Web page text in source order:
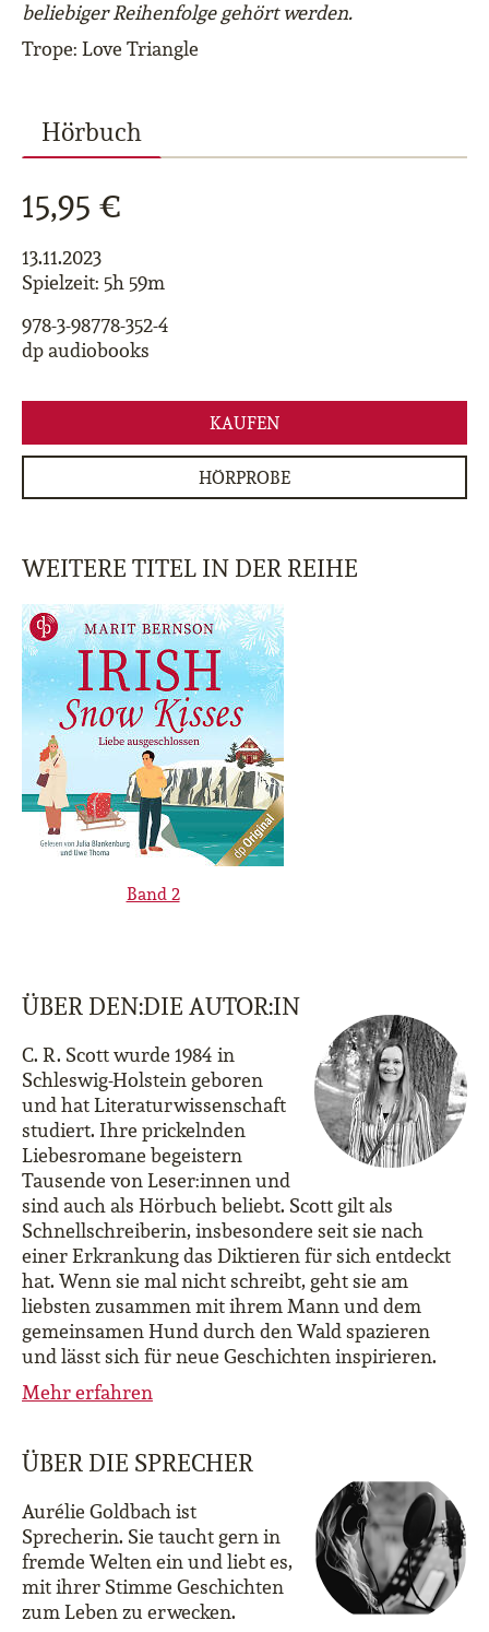
beliebiger Reihenfolge gehört werden.
Trope: Love Triangle
Hörbuch
15,95 €
13.11.2023
Spielzeit: 5h 59m
978-3-98778-352-4
dp audiobooks
KAUFEN
HÖRPROBE
WEITERE TITEL IN DER REIHE
Band 2
ÜBER DEN:DIE AUTOR:IN
C. R. Scott wurde 1984 in
Schleswig-Holstein geboren
und hat Literaturwissenschaft
studiert. Ihre prickelnden
Liebesromane begeistern
Tausende von Leser:innen und
sind auch als Hörbuch beliebt. Scott gilt als
Schnellschreiberin, insbesondere seit sie nach
einer Erkrankung das Diktieren für sich entdeckt
hat. Wenn sie mal nicht schreibt, geht sie am
liebsten zusammen mit ihrem Mann und dem
gemeinsamen Hund durch den Wald spazieren
und lässt sich für neue Geschichten inspirieren.
Mehr erfahren
ÜBER DIE SPRECHER
Aurélie Goldbach ist
Sprecherin. Sie taucht gern in
fremde Welten ein und liebt es,
mit ihrer Stimme Geschichten
zum Leben zu erwecken.